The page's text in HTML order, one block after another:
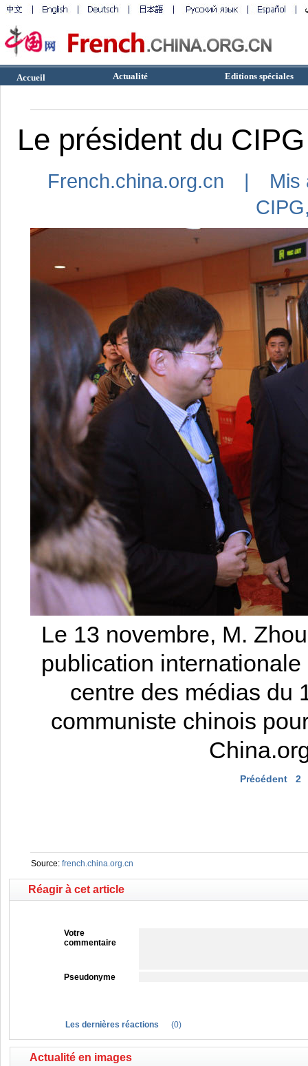
Accueil Actualité Editions spéciales
Le président du
French.china.org.cn |
Le 13 novembre, M.
publication
centre des médias du
communiste chinois
Précédent 2
Source:french.china.org.cn
Réagir à cet article
Votre
commentaire
Pseudonyme
Les dernières réactions (0)